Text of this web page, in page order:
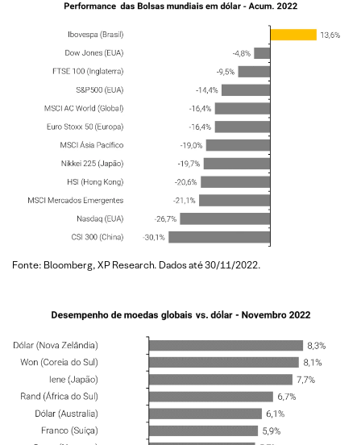
Fonte: Bloomberg, XP Research. Dados até 30/11/2022.